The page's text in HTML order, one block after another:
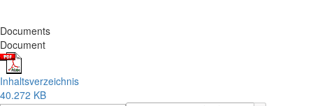
Documents
Document
Inhaltsverzeichnis
40.272 KB